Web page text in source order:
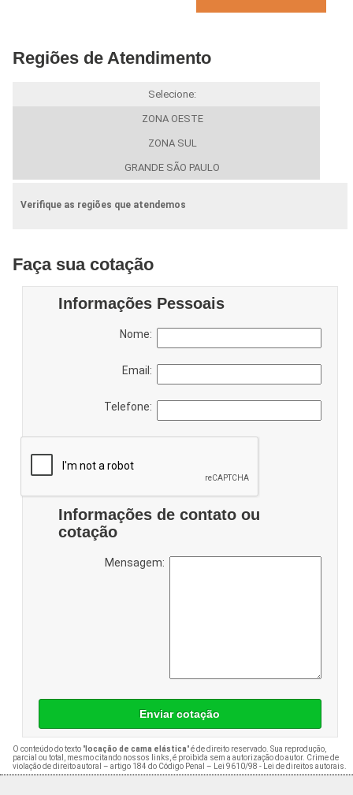
Regiões de Atendimento
Selecione:
ZONA OESTE
ZONA SUL
GRANDE SÃO PAULO
Verifique as regiões que atendemos
Faça sua cotação
Informações Pessoais
Nome:
Email:
Telefone:
Informações de contato ou
cotação
Mensagem:
Enviar cotação
O conteúdo do texto "locação de cama elástica" é de direito reservado. Sua reprodução,
parcial ou total, mesmo citando nossos links, é proibida sem a autorização do autor. Crime de
violação de direito autoral – artigo 184 do Código Penal – Lei 9610/98 - Lei de direitos autorais.